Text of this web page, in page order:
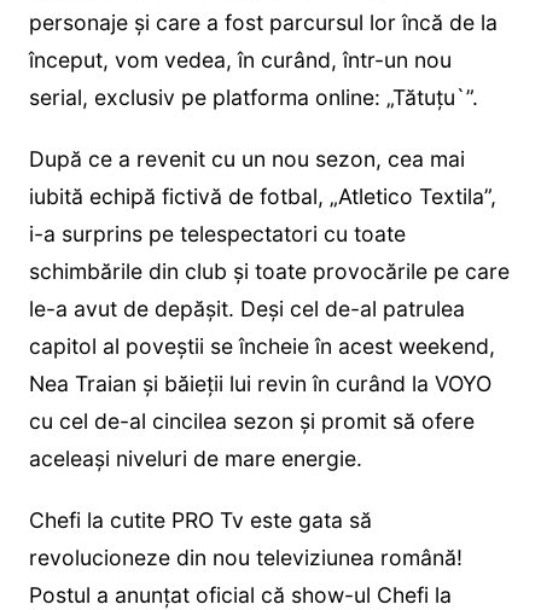
personaje și care a fost parcursul lor încă de la
început, vom vedea, în curând, într-un nou
serial, exclusiv pe platforma online: „Tătuțu`”.
După ce a revenit cu un nou sezon, cea mai
iubită echipă fictivă de fotbal, „Atletico Textila”,
i-a surprins pe telespectatori cu toate
schimbările din club și toate provocările pe care
le-a avut de depășit. Deși cel de-al patrulea
capitol al poveștii se încheie în acest weekend,
Nea Traian și băieții lui revin în curând la VOYO
cu cel de-al cincilea sezon și promit să ofere
aceleași niveluri de mare energie.
Chefi la cutite PRO Tv este gata să
revolucioneze din nou televiziunea română!
Postul a anunțat oficial că show-ul Chefi la